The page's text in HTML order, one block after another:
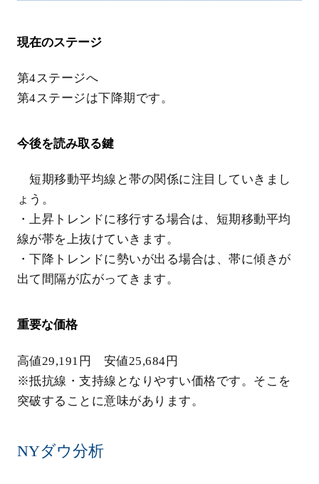
現在のステージ
第4ステージへ
第4ステージは下降期です。
今後を読み取る鍵
短期移動平均線と帯の関係に注目していきまし
ょう。
・上昇トレンドに移行する場合は、短期移動平均
線が帯を上抜けていきます。
・下降トレンドに勢いが出る場合は、帯に傾きが
出て間隔が広がってきます。
重要な価格
高値29,191円 安値25,684円
※抵抗線・支持線となりやすい価格です。そこを
突破することに意味があります。
NYダウ分析